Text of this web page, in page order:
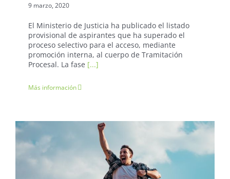
9 marzo, 2020
El Ministerio de Justicia ha publicado el listado
provisional de aspirantes que ha superado el
proceso selectivo para el acceso, mediante
promoción interna, al cuerpo de Tramitación
Procesal. La fase [...]
Más información
Oposiciones Justicia